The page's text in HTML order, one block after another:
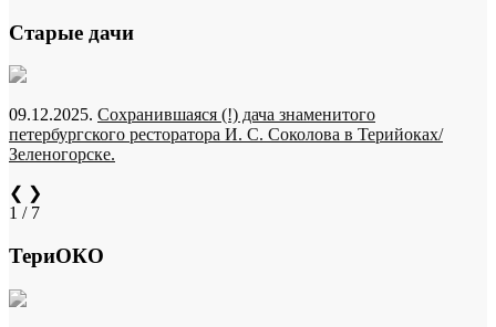
Старые дачи
09.12.2025. Сохранившаяся (!) дача знаменитого
петербургского ресторатора И. С. Соколова в Терийоках/
Зеленогорске.
❮ ❯
1 / 7
ТериОКО